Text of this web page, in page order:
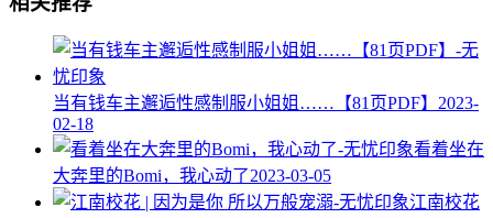
当有钱车主邂逅性感制服小姐姐……【81页PDF】 2023-
02-18
看着坐在
大奔里的Bomi，我心动了2023-03-05
江南校花